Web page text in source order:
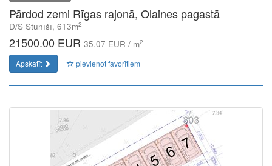
Pārdod zemi Rīgas rajonā, Olaines pagastā
D/S Stūnīšī, 613m2
21500.00 EUR 35.07 EUR / m2
Apskatīt pievienot favorītiem